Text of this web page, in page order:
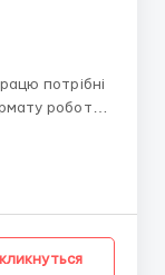
потрібні
роботи.
телефона/